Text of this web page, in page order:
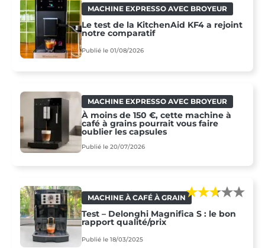
MACHINE EXPRESSO AVEC BROYEUR
Le test de la KitchenAid KF4 a rejoint
notre comparatif
Publié le 01/08/2026
MACHINE EXPRESSO AVEC BROYEUR
À moins de 150 €, cette machine à
café à grains pourrait vous faire
oublier les capsules
Publié le 20/07/2026
MACHINE À CAFÉ À GRAIN
Test – Delonghi Magnifica S : le bon
rapport qualité/prix
Publié le 18/03/2025